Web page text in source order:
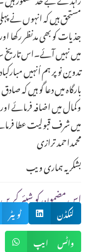
مستحق ہیں کہ انہوں نے
جذیات کو بھی مدنظر
میں نہیں آئے۔اس تاریخ
تدوین نو پر ہم اُنہیں
بارگاہ میں دعا گو ہیں کہ
وکمال میں اضافہ فرمائے
میں شرف قبولیت عطا
محمداحمد ترازی
بشکریہ ہماری ویب
:اس مضمون کو شیئر کریں
ٹویٹر
لنکڈن
واٹس ایپ